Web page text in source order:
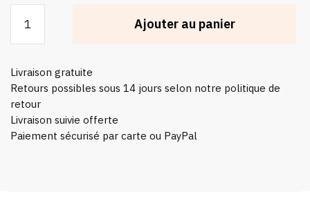
Set
Japonais
Bois
Ajouter au panier
Livraison gratuite
Retours possibles sous 14 jours selon notre politique de
retour
Livraison suivie offerte
Paiement sécurisé par carte ou PayPal